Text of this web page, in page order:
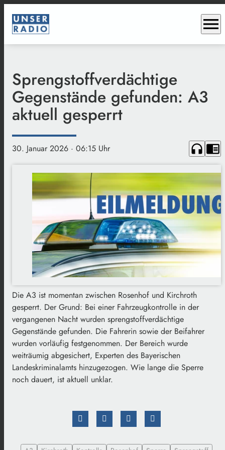
menu
Sprengstoffverdächtige
Gegenstände gefunden: A3
aktuell gesperrt
30. Januar 2026 · 06:15 Uhr headphones chrome_reader_mode
Die A3 ist momentan zwischen Rosenhof und Kirchroth
gesperrt. Der Grund: Bei einer Fahrzeugkontrolle in der
vergangenen Nacht wurden sprengstoffverdächtige
Gegenstände gefunden. Die Fahrerin sowie der Beifahrer
wurden vorläufig festgenommen. Der Bereich wurde
weiträumig abgesichert, Experten des Bayerischen
Landeskriminalamts hinzugezogen. Wie lange die Sperre
noch dauert, ist aktuell unklar.